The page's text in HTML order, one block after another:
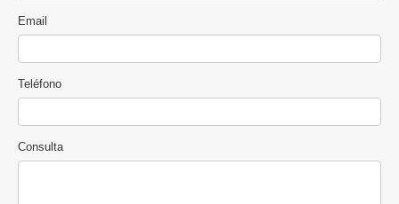
Email
Teléfono
Consulta